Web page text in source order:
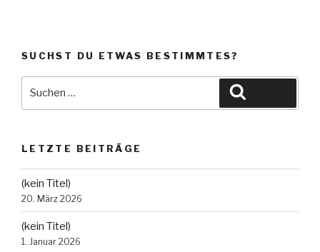
SUCHST DU ETWAS BESTIMMTES?
LETZTE BEITRÄGE
(kein Titel)
20. März 2026
(kein Titel)
1. Januar 2026